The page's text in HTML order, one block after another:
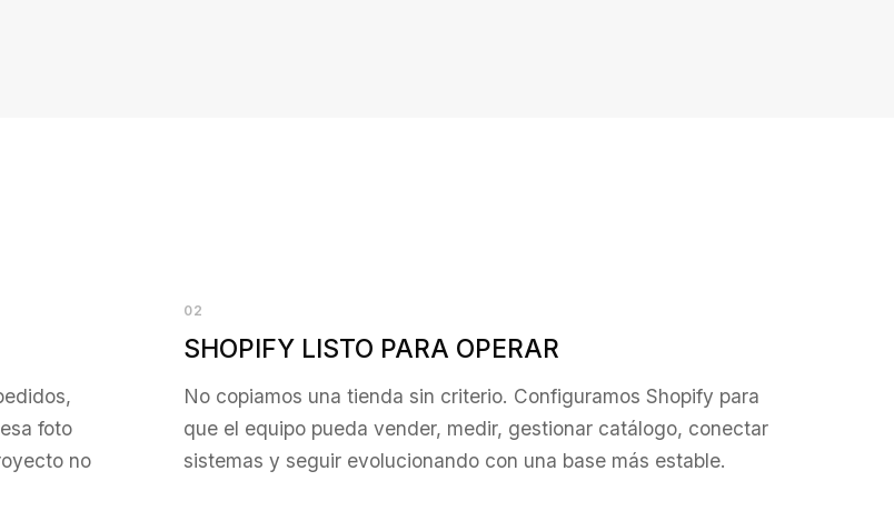
foto
no
02
SHOPIFY LISTO PARA OPERAR
No copiamos una tienda sin criterio. Configuramos Shopify para
que el equipo pueda vender, medir, gestionar catálogo, conectar
sistemas y seguir evolucionando con una base más estable.